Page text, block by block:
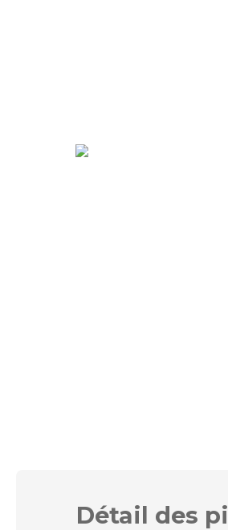
Détail des